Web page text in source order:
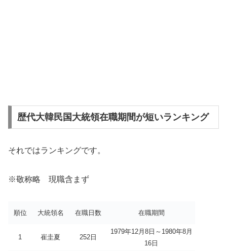
歴代大韓民国大統領在職期間が短いランキング
それではランキングです。
※敬称略 現職含まず
順位 大統領名 在職日数 在職期間
1 崔圭夏 252日
1979年12月8日～1980年8月
16日